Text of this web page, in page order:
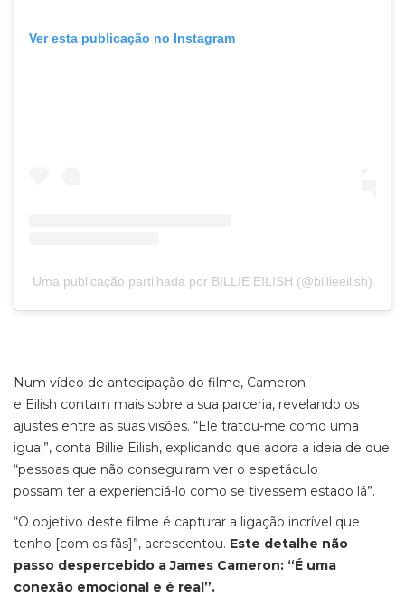
Ver esta publicação no Instagram
Uma publicação partilhada por BILLIE EILISH (@billieeilish)
Num vídeo de antecipação do filme, Cameron
e Eilish contam mais sobre a sua parceria, revelando os
ajustes entre as suas visões. “Ele tratou-me como uma
igual”, conta Billie Eilish, explicando que adora a ideia de que
“pessoas que não conseguiram ver o espetáculo
possam ter a experienciá-lo como se tivessem estado lá”.
“O objetivo deste filme é capturar a ligação incrível que
tenho [com os fãs]”, acrescentou. Este detalhe não
passo despercebido a James Cameron: “É uma
conexão emocional e é real”.